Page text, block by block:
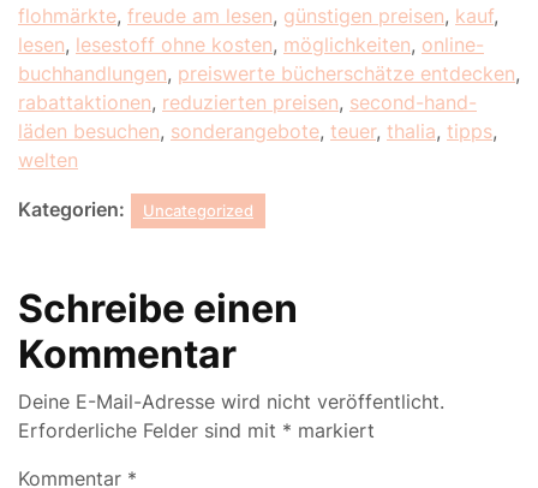
flohmärkte, freude am lesen, günstigen preisen, kauf,
lesen, lesestoff ohne kosten, möglichkeiten, online-
buchhandlungen, preiswerte bücherschätze entdecken,
rabattaktionen, reduzierten preisen, second-hand-
läden besuchen, sonderangebote, teuer, thalia, tipps,
welten
Kategorien: Uncategorized
Schreibe einen
Kommentar
Deine E-Mail-Adresse wird nicht veröffentlicht.
Erforderliche Felder sind mit * markiert
Kommentar *